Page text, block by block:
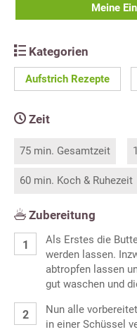
Meine
Kategorien
Aufstrich Rezepte
Zeit
75 min. Gesamtzeit
60 min. Koch & Ruhezeit
Zubereitung
Als Erstes die
werden lassen.
abtropfen lassen
gut waschen und
Nun alle
in einer Schüssel